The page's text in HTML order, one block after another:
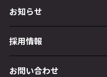
お知らせ
採用情報
お問い合わせ